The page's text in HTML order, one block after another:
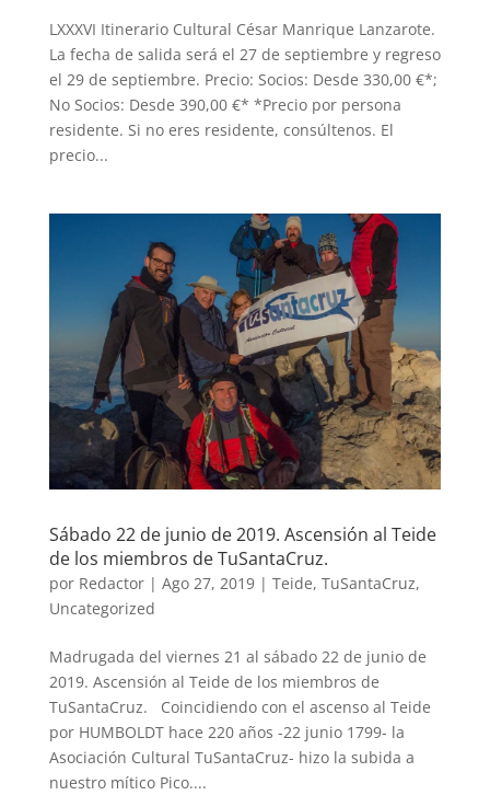
LXXXVI Itinerario Cultural César Manrique Lanzarote.
La fecha de salida será el 27 de septiembre y regreso
el 29 de septiembre. Precio: Socios: Desde 330,00 €*;
No Socios: Desde 390,00 €* *Precio por persona
residente. Si no eres residente, consúltenos. El
precio...
Sábado 22 de junio de 2019. Ascensión al Teide
de los miembros de TuSantaCruz.
por Redactor| Ago 27, 2019| Teide, TuSantaCruz,
Uncategorized
Madrugada del viernes 21 al sábado 22 de junio de
2019. Ascensión al Teide de los miembros de
TuSantaCruz. Coincidiendo con el ascenso al Teide
por HUMBOLDT hace 220 años -22 junio 1799- la
Asociación Cultural TuSantaCruz- hizo la subida a
nuestro mítico Pico....